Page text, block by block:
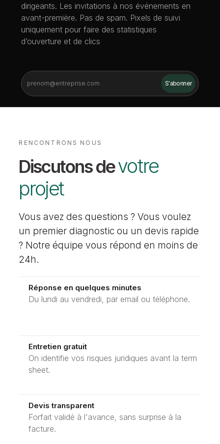
dirigeants. Les invitations à nos événements en
avant-première. Pas de spam. Pixels de suivi
uniquement pour faire des statistiques
d’ouverture et de clics
RENCONTRONS NOUS
Discutons devotre
projet
Vous avez des questions ? Vous voulez
un premier diagnostic ou un devis rapide
? Notre équipe vous répond en moins de
24h.
Réponse en quelques minutes
Du lundi au vendredi, par email ou téléphone.
Entretien gratuit
On identifie vos risques juridiques avant la term
sheet.
Devis transparent
Forfait validé à l'avance, sans surprise à la
facture.